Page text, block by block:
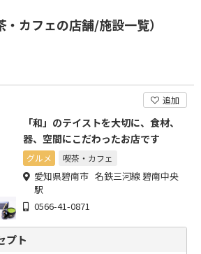
カフェの店舗/施設一覧）
追加
「和」のテイストを大切に、食材、
器、空間にこだわったお店です
グルメ 喫茶・カフェ
愛知県碧南市 名鉄三河線 碧南中央
駅
0566-41-0871
プト